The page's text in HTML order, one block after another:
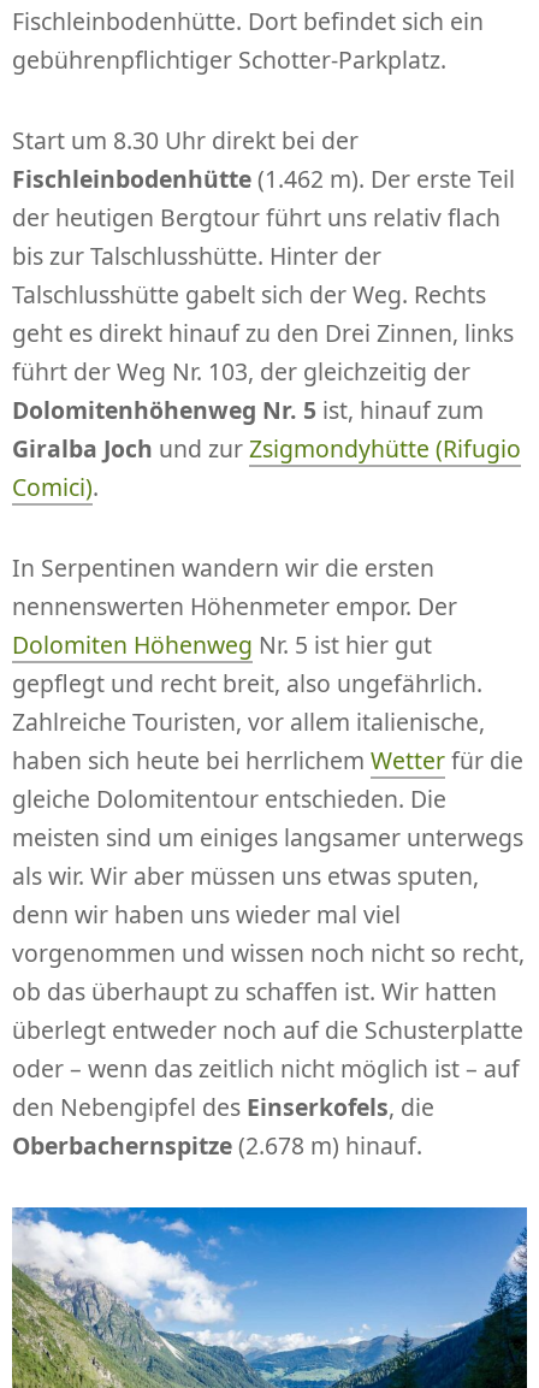
Fischleinbodenhütte. Dort befindet sich ein
gebührenpflichtiger Schotter-Parkplatz.
Start um 8.30 Uhr direkt bei der
Fischleinbodenhütte(1.462 m). Der erste Teil
der heutigen Bergtour führt uns relativ flach
bis zur Talschlusshütte. Hinter der
Talschlusshütte gabelt sich der Weg. Rechts
geht es direkt hinauf zu den Drei Zinnen, links
führt der Weg Nr. 103, der gleichzeitig der
Dolomitenhöhenweg Nr. 5 ist, hinauf zum
Giralba Joch und zurZsigmondyhütte (Rifugio
Comici).
In Serpentinen wandern wir die ersten
nennenswerten Höhenmeter empor. Der
Dolomiten Höhenweg Nr. 5 ist hier gut
gepflegt und recht breit, also ungefährlich.
Zahlreiche Touristen, vor allem italienische,
haben sich heute bei herrlichem Wetterfür die
gleiche Dolomitentour entschieden. Die
meisten sind um einiges langsamer unterwegs
als wir. Wir aber müssen uns etwas sputen,
denn wir haben uns wieder mal viel
vorgenommen und wissen noch nicht so recht,
ob das überhaupt zu schaffen ist. Wir hatten
überlegt entweder noch auf die Schusterplatte
oder – wenn das zeitlich nicht möglich ist – auf
den Nebengipfel des Einserkofels, die
Oberbachernspitze(2.678 m) hinauf.